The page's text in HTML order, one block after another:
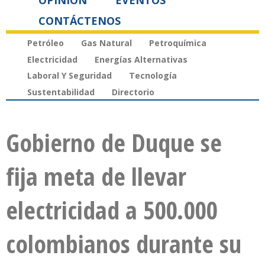
CONTÁCTENOS
Petróleo Gas Natural
Petroquímica
Electricidad
Energías Alternativas
Laboral Y Seguridad
Tecnología
Sustentabilidad
Directorio
Gobierno de Duque se
fija meta de llevar
electricidad a 500.000
colombianos durante su